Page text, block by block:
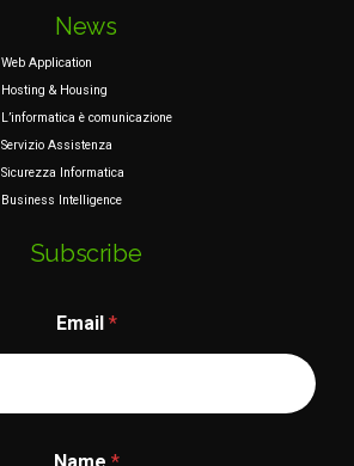
News
Web Application
Hosting & Housing
L’informatica è comunicazione
Servizio Assistenza
Sicurezza Informatica
Business Intelligence
Subscribe
Email *